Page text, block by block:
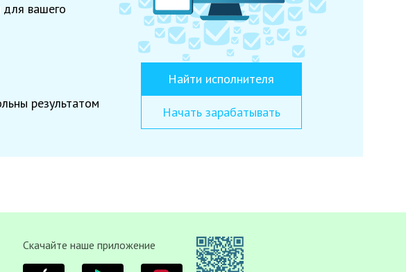
вашего
результатом
Найти исполнителя
Начать зарабатывать
Скачайте наше приложение